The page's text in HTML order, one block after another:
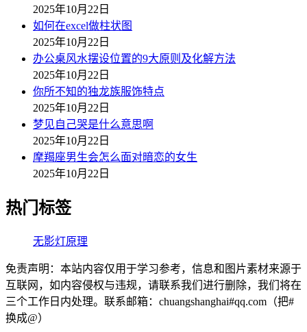
2025年10月22日
如何在excel做柱状图
2025年10月22日
办公桌风水摆设位置的9大原则及化解方法
2025年10月22日
你所不知的独龙族服饰特点
2025年10月22日
梦见自己哭是什么意思啊
2025年10月22日
摩羯座男生会怎么面对暗恋的女生
2025年10月22日
热门标签
无影灯原理
免责声明：本站内容仅用于学习参考，信息和图片素材来源于
互联网，如内容侵权与违规，请联系我们进行删除，我们将在
三个工作日内处理。联系邮箱：chuangshanghai#qq.com（把#
换成@）